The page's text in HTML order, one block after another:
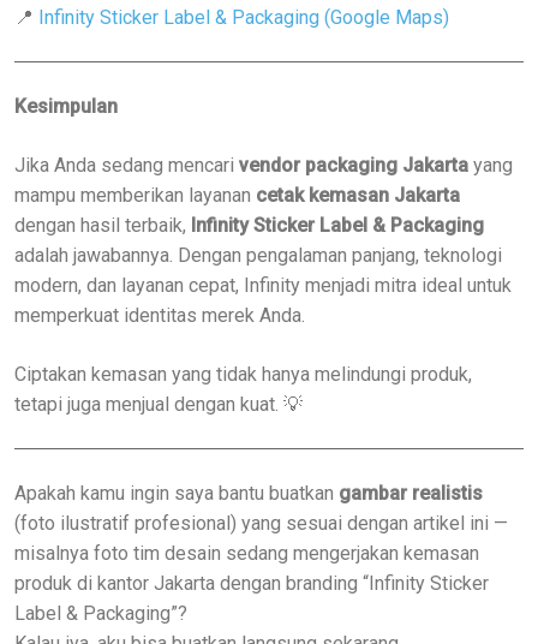
📍 Infinity Sticker Label & Packaging (Google Maps)
Kesimpulan
Jika Anda sedang mencari vendor packaging Jakarta yang
mampu memberikan layanan cetak kemasan Jakarta
dengan hasil terbaik, Infinity Sticker Label & Packaging
adalah jawabannya. Dengan pengalaman panjang, teknologi
modern, dan layanan cepat, Infinity menjadi mitra ideal untuk
memperkuat identitas merek Anda.
Ciptakan kemasan yang tidak hanya melindungi produk,
tetapi juga menjual dengan kuat. 💡
Apakah kamu ingin saya bantu buatkan gambar realistis
(foto ilustratif profesional) yang sesuai dengan artikel ini —
misalnya foto tim desain sedang mengerjakan kemasan
produk di kantor Jakarta dengan branding “Infinity Sticker
Label & Packaging”?